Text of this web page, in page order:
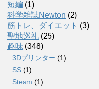
短編 (1)
科学雑誌Newton (2)
筋トレ、ダイエット (3)
聖地巡礼 (25)
趣味 (348)
3Dプリンター (1)
SS (1)
Steam (1)